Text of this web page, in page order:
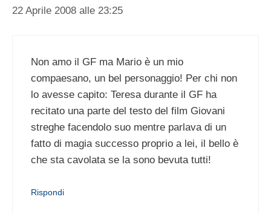
22 Aprile 2008 alle 23:25
Non amo il GF ma Mario è un mio
compaesano, un bel personaggio! Per chi non
lo avesse capito: Teresa durante il GF ha
recitato una parte del testo del film Giovani
streghe facendolo suo mentre parlava di un
fatto di magia successo proprio a lei, il bello è
che sta cavolata se la sono bevuta tutti!
Rispondi